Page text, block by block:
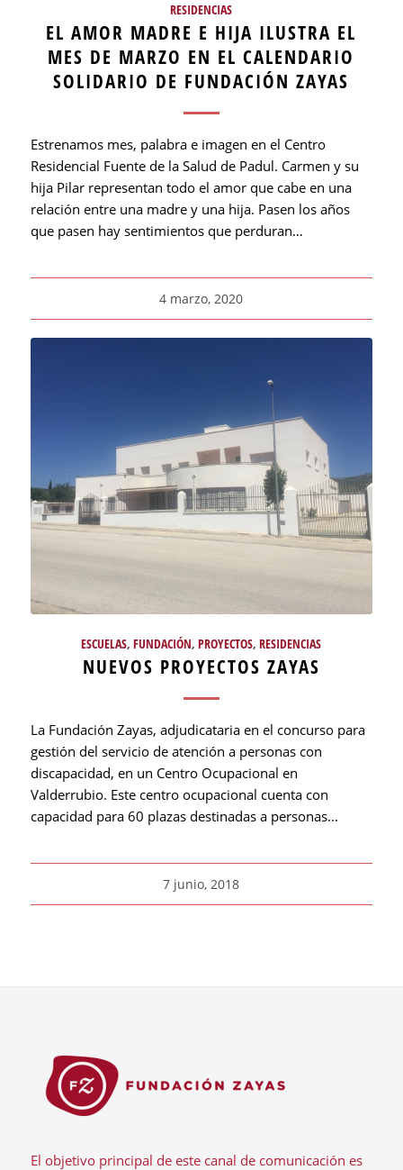
RESIDENCIAS
EL AMOR MADRE E HIJA ILUSTRA EL
MES DE MARZO EN EL CALENDARIO
SOLIDARIO DE FUNDACIÓN ZAYAS
Estrenamos mes, palabra e imagen en el Centro
Residencial Fuente de la Salud de Padul. Carmen y su
hija Pilar representan todo el amor que cabe en una
relación entre una madre y una hija. Pasen los años
que pasen hay sentimientos que perduran…
4 marzo, 2020
ESCUELAS,FUNDACIÓN,PROYECTOS,RESIDENCIAS
NUEVOS PROYECTOS ZAYAS
La Fundación Zayas, adjudicataria en el concurso para
gestión del servicio de atención a personas con
discapacidad, en un Centro Ocupacional en
Valderrubio. Este centro ocupacional cuenta con
capacidad para 60 plazas destinadas a personas…
7 junio, 2018
El objetivo principal de este canal de comunicación es